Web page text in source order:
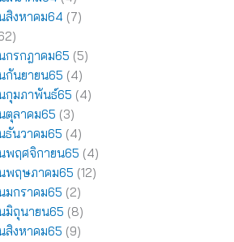
สิงหาคม64 (7)
กรกฎาคม65 (5)
กันยายน65 (4)
กุมภาพันธ์65 (4)
ตุลาคม65 (3)
ธันวาคม65 (4)
พฤศจิกายน65 (4)
พฤษภาคม65 (12)
มกราคม65 (2)
มิถุนายน65 (8)
สิงหาคม65 (9)